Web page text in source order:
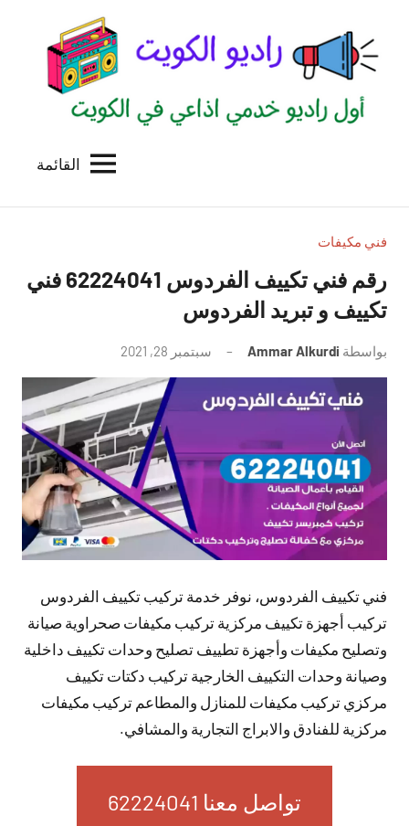
المحتوى
الكويت
للاعلانات
بالكويت
القائمة
فني مكيفات
رقم فني تكييف الفردوس 62224041 فني
تكييف و تبريد الفردوس
بواسطة Ammar Alkurdi سبتمبر 28, 2021
توجد
تعليقات
فني تكييف الفردوس، نوفر خدمة تركيب تكييف الفردوس
تركيب أجهزة تكييف مركزية تركيب مكيفات صحراوية صيانة
وتصليح مكيفات وأجهزة تطييف تصليح وحدات تكييف داخلية
وصيانة وحدات التكييف الخارجية تركيب دكتات تكييف
مركزي تركيب مكيفات للمنازل والمطاعم تركيب مكيفات
مركزية للفنادق والابراج التجارية والمشافي.
تواصل معنا 62224041